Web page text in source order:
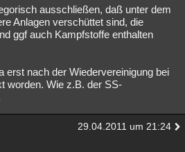
ausschließen, daß unter dem
Anlagen verschüttet sind, die
ggf auch Kampfstoffe enthalten
erst nach der Wiedervereinigung bei
worden. Wie z.B. der SS-
29.04.2011 um 21:24